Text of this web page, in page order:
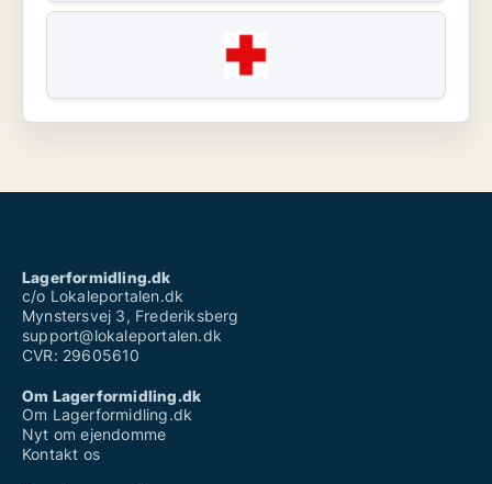
Lagerformidling.dk
c/o Lokaleportalen.dk
Mynstersvej 3, Frederiksberg
support@lokaleportalen.dk
CVR: 29605610
Om Lagerformidling.dk
Om Lagerformidling.dk
Nyt om ejendomme
Kontakt os